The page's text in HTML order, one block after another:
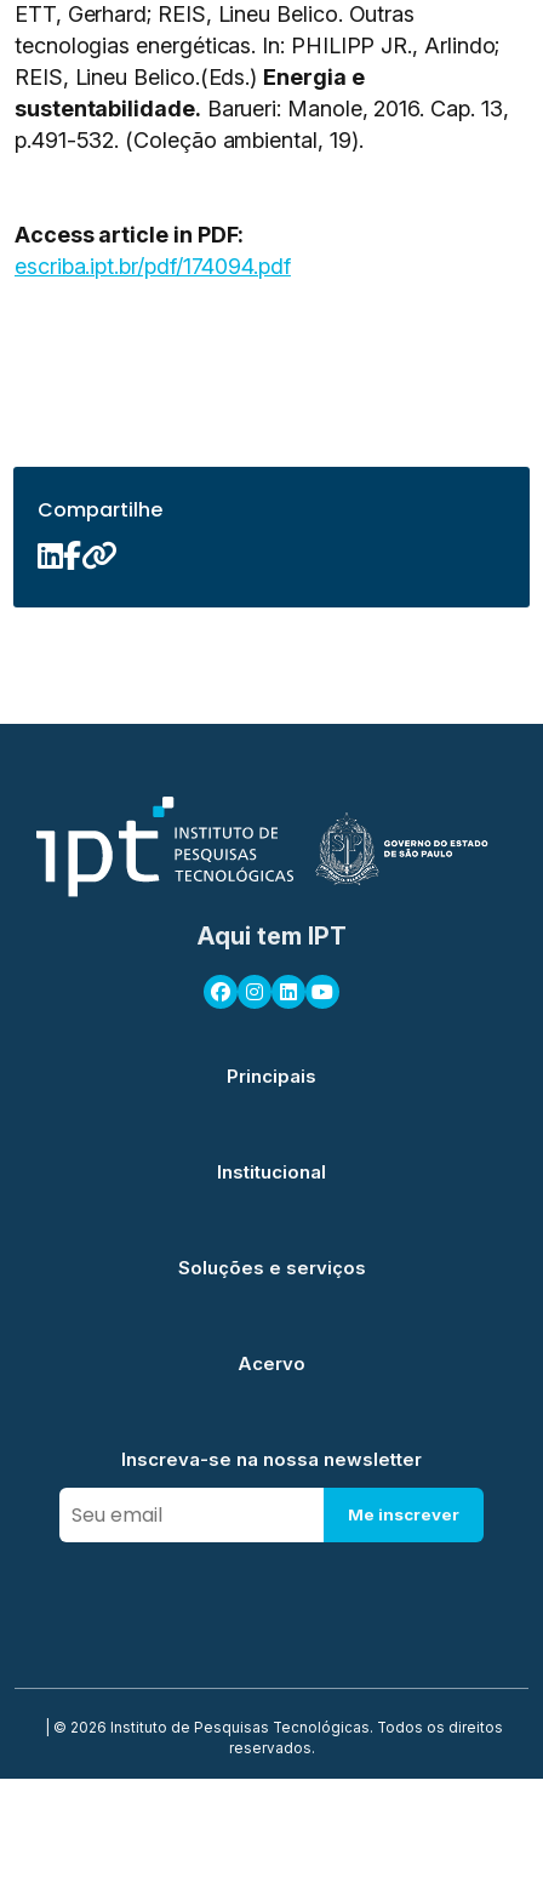
ETT, Gerhard; REIS, Lineu Belico. Outras
tecnologias energéticas. In: PHILIPP JR., Arlindo;
REIS, Lineu Belico.(Eds.) Energia e
sustentabilidade. Barueri: Manole, 2016. Cap. 13,
p.491-532. (Coleção ambiental, 19).
Access article in PDF:
escriba.ipt.br/pdf/174094.pdf
Compartilhe
Aqui tem IPT
Principais
Institucional
Soluções e serviços
Acervo
Inscreva-se na nossa newsletter
Me inscrever
| © 2026 Instituto de Pesquisas Tecnológicas. Todos os direitos
reservados.